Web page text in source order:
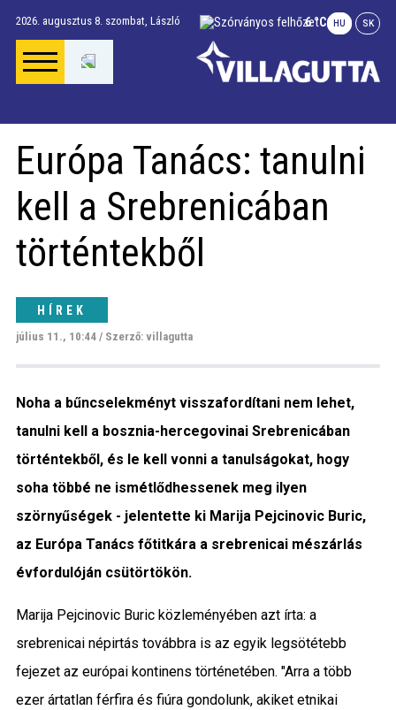
Gúta Anno
szolgáltatások
Napi menü
Riport
Időjárás
Kultúra
Interjú
Városunkról
PR
2026. augusztus 8. szombat, László 6 °C HU SK
Európa Tanács: tanulni
kell a Srebrenicában
történtekből
HÍREK
július 11., 10:44 / Szerző: villagutta
Noha a bűncselekményt visszafordítani nem lehet,
tanulni kell a bosznia-hercegovinai Srebrenicában
történtekből, és le kell vonni a tanulságokat, hogy
soha többé ne ismétlődhessenek meg ilyen
szörnyűségek - jelentette ki Marija Pejcinovic Buric,
az Európa Tanács főtitkára a srebrenicai mészárlás
évfordulóján csütörtökön.
Marija Pejcinovic Buric közleményében azt írta: a
srebrenicai népirtás továbbra is az egyik legsötétebb
fejezet az európai kontinens történetében. "Arra a több
ezer ártatlan férfira és fiúra gondolunk, akiket etnikai